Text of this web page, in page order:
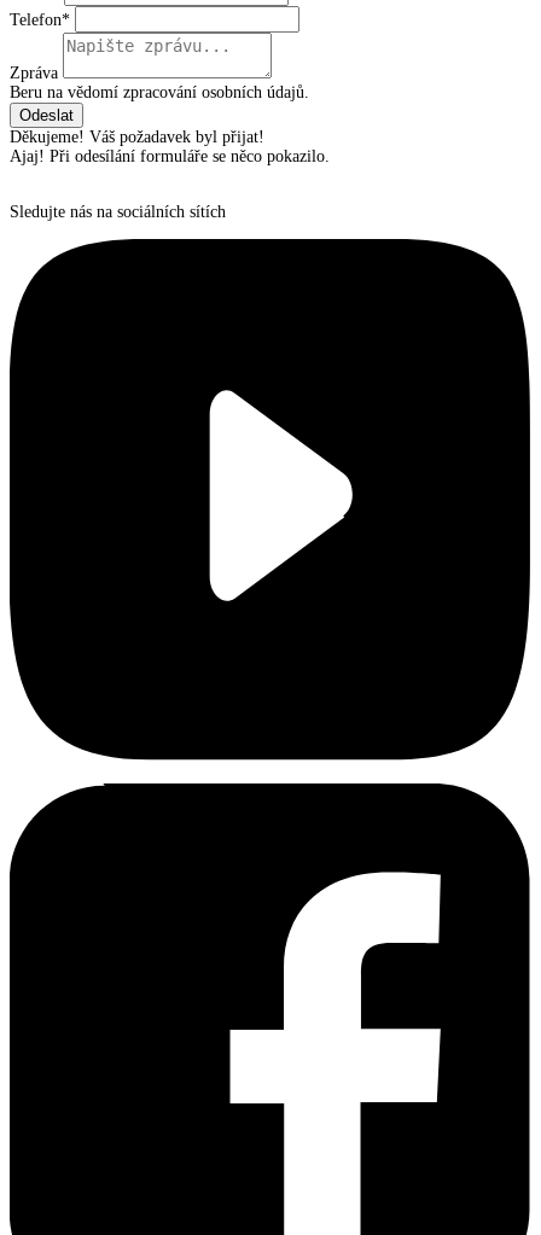
Telefon*
Zpráva
Beru na vědomí zpracování osobních údajů.
Děkujeme! Váš požadavek byl přijat!
Ajaj! Při odesílání formuláře se něco pokazilo.
Sledujte nás na sociálních sítích